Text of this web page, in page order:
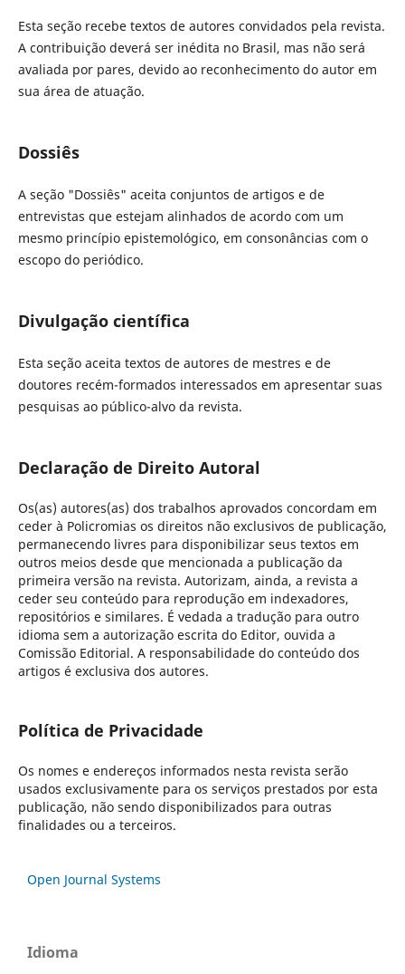
Esta seção recebe textos de autores convidados pela revista.
A contribuição deverá ser inédita no Brasil, mas não será
avaliada por pares, devido ao reconhecimento do autor em
sua área de atuação.
Dossiês
A seção "Dossiês" aceita conjuntos de artigos e de
entrevistas que estejam alinhados de acordo com um
mesmo princípio epistemológico, em consonâncias com o
escopo do periódico.
Divulgação científica
Esta seção aceita textos de autores de mestres e de
doutores recém-formados interessados em apresentar suas
pesquisas ao público-alvo da revista.
Declaração de Direito Autoral
Os(as) autores(as) dos trabalhos aprovados concordam em
ceder à Policromias os direitos não exclusivos de publicação,
permanecendo livres para disponibilizar seus textos em
outros meios desde que mencionada a publicação da
primeira versão na revista. Autorizam, ainda, a revista a
ceder seu conteúdo para reprodução em indexadores,
repositórios e similares. É vedada a tradução para outro
idioma sem a autorização escrita do Editor, ouvida a
Comissão Editorial. A responsabilidade do conteúdo dos
artigos é exclusiva dos autores.
Política de Privacidade
Os nomes e endereços informados nesta revista serão
usados exclusivamente para os serviços prestados por esta
publicação, não sendo disponibilizados para outras
finalidades ou a terceiros.
Open Journal Systems
Idioma